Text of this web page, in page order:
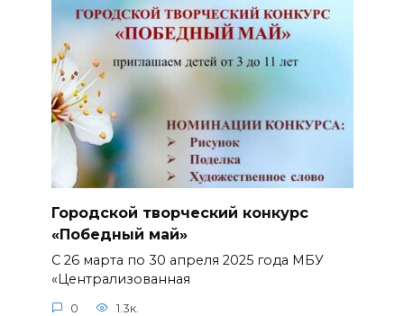
Городской творческий конкурс
«Победный май»
С 26 марта по 30 апреля 2025 года МБУ
«Централизованная
0 1.3к.